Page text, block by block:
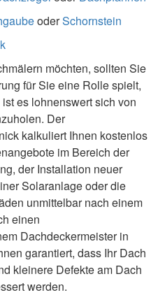
oderSchornstein
möchten, sollten Sie
für Sie eine Rolle spielt,
es lohnenswert sich von
Der
kalkuliert Ihnen kostenlos
im Bereich der
der Installation neuer
Solaranlage oder die
unmittelbar nach einem
einen
Dachdeckermeister in
garantiert, dass Ihr Dach
kleinere Defekte am Dach
werden.